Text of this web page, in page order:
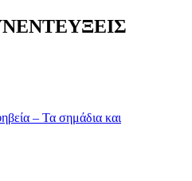
– Τα σημάδια και